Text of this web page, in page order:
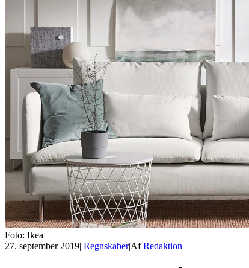
Foto: Ikea
27. september 2019| Regnskaber|AfRedaktion